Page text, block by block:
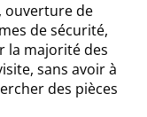
ouverture de
de sécurité,
la majorité des
sans avoir à
des pièces